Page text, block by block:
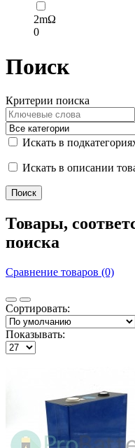
2mΩ
0
Поиск
Критерии поиска
Искать в
Искать в описании
Товары,
поиска
Сравнение товаров (0)
Сортировать:
Показывать: